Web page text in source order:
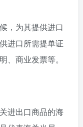
，为其提供进口
进口所需提单证
、商业发票等。
进出口商品的海